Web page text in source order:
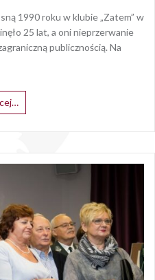
1990 roku w klubie „Zatem” w
25 lat, a oni nieprzerwanie
publicznością. Na